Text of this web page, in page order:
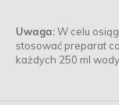
Uwaga:W celu
stosować preparat
każdych 250 ml